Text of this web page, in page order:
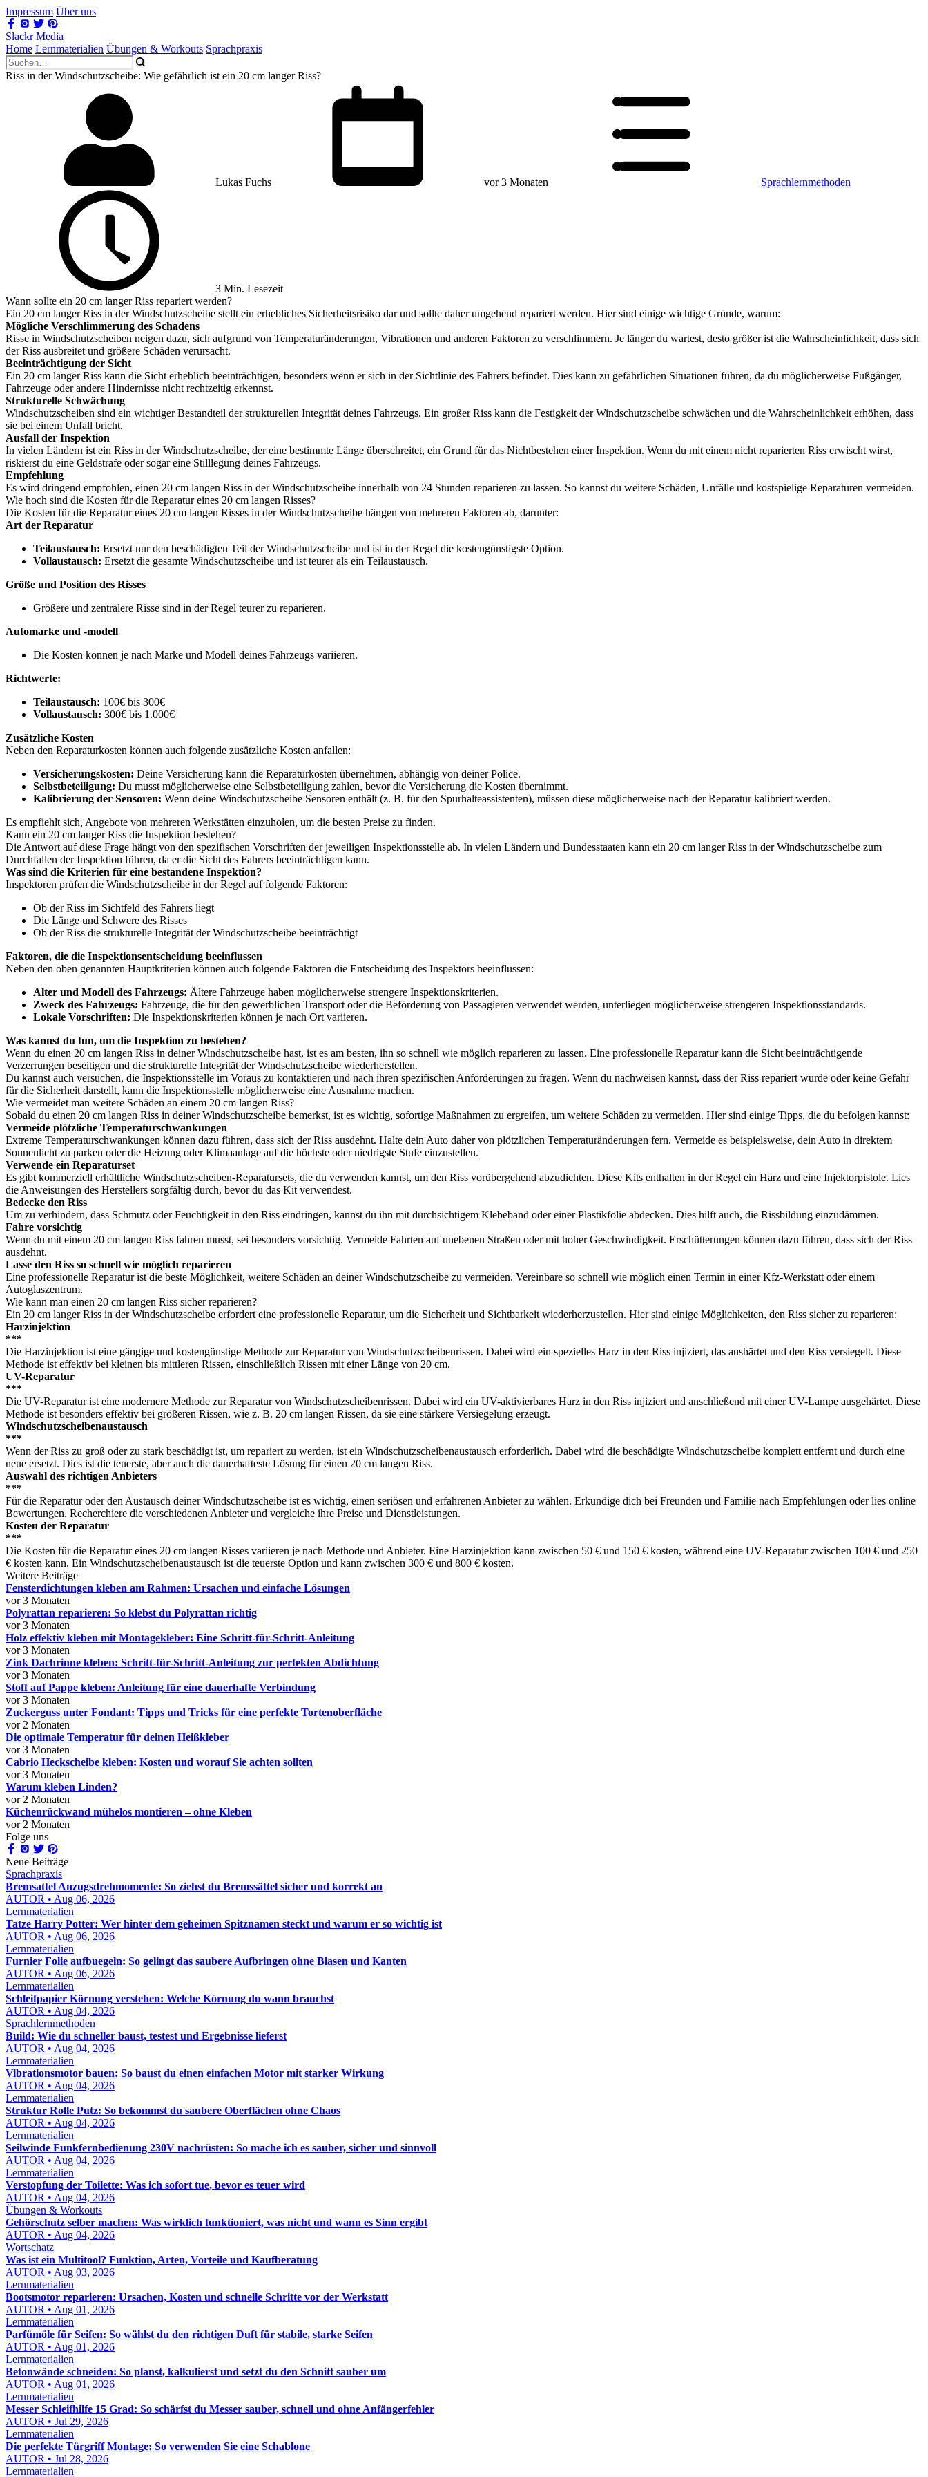
Impressum Über uns
Slackr Media
Home Lernmaterialien Übungen & Workouts Sprachpraxis
Riss in der Windschutzscheibe: Wie gefährlich ist ein 20 cm langer Riss?
Lukas Fuchs vor 3 Monaten Sprachlernmethoden
3 Min. Lesezeit
Wann sollte ein 20 cm langer Riss repariert werden?
Ein 20 cm langer Riss in der Windschutzscheibe stellt ein erhebliches Sicherheitsrisiko dar und sollte daher umgehend repariert werden. Hier sind einige wichtige Gründe, warum:
Mögliche Verschlimmerung des Schadens
Risse in Windschutzscheiben neigen dazu, sich aufgrund von Temperaturänderungen, Vibrationen und anderen Faktoren zu verschlimmern. Je länger du wartest, desto größer ist die Wahrscheinlichkeit, dass sich
der Riss ausbreitet und größere Schäden verursacht.
Beeinträchtigung der Sicht
Ein 20 cm langer Riss kann die Sicht erheblich beeinträchtigen, besonders wenn er sich in der Sichtlinie des Fahrers befindet. Dies kann zu gefährlichen Situationen führen, da du möglicherweise Fußgänger,
Fahrzeuge oder andere Hindernisse nicht rechtzeitig erkennst.
Strukturelle Schwächung
Windschutzscheiben sind ein wichtiger Bestandteil der strukturellen Integrität deines Fahrzeugs. Ein großer Riss kann die Festigkeit der Windschutzscheibe schwächen und die Wahrscheinlichkeit erhöhen, dass
sie bei einem Unfall bricht.
Ausfall der Inspektion
In vielen Ländern ist ein Riss in der Windschutzscheibe, der eine bestimmte Länge überschreitet, ein Grund für das Nichtbestehen einer Inspektion. Wenn du mit einem nicht reparierten Riss erwischt wirst,
riskierst du eine Geldstrafe oder sogar eine Stilllegung deines Fahrzeugs.
Empfehlung
Es wird dringend empfohlen, einen 20 cm langen Riss in der Windschutzscheibe innerhalb von 24 Stunden reparieren zu lassen. So kannst du weitere Schäden, Unfälle und kostspielige Reparaturen vermeiden.
Wie hoch sind die Kosten für die Reparatur eines 20 cm langen Risses?
Die Kosten für die Reparatur eines 20 cm langen Risses in der Windschutzscheibe hängen von mehreren Faktoren ab, darunter:
Art der Reparatur
Teilaustausch: Ersetzt nur den beschädigten Teil der Windschutzscheibe und ist in der Regel die kostengünstigste Option.
Vollaustausch: Ersetzt die gesamte Windschutzscheibe und ist teurer als ein Teilaustausch.
Größe und Position des Risses
Größere und zentralere Risse sind in der Regel teurer zu reparieren.
Automarke und -modell
Die Kosten können je nach Marke und Modell deines Fahrzeugs variieren.
Richtwerte:
Teilaustausch: 100€ bis 300€
Vollaustausch: 300€ bis 1.000€
Zusätzliche Kosten
Neben den Reparaturkosten können auch folgende zusätzliche Kosten anfallen:
Versicherungskosten: Deine Versicherung kann die Reparaturkosten übernehmen, abhängig von deiner Police.
Selbstbeteiligung: Du musst möglicherweise eine Selbstbeteiligung zahlen, bevor die Versicherung die Kosten übernimmt.
Kalibrierung der Sensoren: Wenn deine Windschutzscheibe Sensoren enthält (z. B. für den Spurhalteassistenten), müssen diese möglicherweise nach der Reparatur kalibriert werden.
Es empfiehlt sich, Angebote von mehreren Werkstätten einzuholen, um die besten Preise zu finden.
Kann ein 20 cm langer Riss die Inspektion bestehen?
Die Antwort auf diese Frage hängt von den spezifischen Vorschriften der jeweiligen Inspektionsstelle ab. In vielen Ländern und Bundesstaaten kann ein 20 cm langer Riss in der Windschutzscheibe zum
Durchfallen der Inspektion führen, da er die Sicht des Fahrers beeinträchtigen kann.
Was sind die Kriterien für eine bestandene Inspektion?
Inspektoren prüfen die Windschutzscheibe in der Regel auf folgende Faktoren:
Ob der Riss im Sichtfeld des Fahrers liegt
Die Länge und Schwere des Risses
Ob der Riss die strukturelle Integrität der Windschutzscheibe beeinträchtigt
Faktoren, die die Inspektionsentscheidung beeinflussen
Neben den oben genannten Hauptkriterien können auch folgende Faktoren die Entscheidung des Inspektors beeinflussen:
Alter und Modell des Fahrzeugs: Ältere Fahrzeuge haben möglicherweise strengere Inspektionskriterien.
Zweck des Fahrzeugs: Fahrzeuge, die für den gewerblichen Transport oder die Beförderung von Passagieren verwendet werden, unterliegen möglicherweise strengeren Inspektionsstandards.
Lokale Vorschriften: Die Inspektionskriterien können je nach Ort variieren.
Was kannst du tun, um die Inspektion zu bestehen?
Wenn du einen 20 cm langen Riss in deiner Windschutzscheibe hast, ist es am besten, ihn so schnell wie möglich reparieren zu lassen. Eine professionelle Reparatur kann die Sicht beeinträchtigende
Verzerrungen beseitigen und die strukturelle Integrität der Windschutzscheibe wiederherstellen.
Du kannst auch versuchen, die Inspektionsstelle im Voraus zu kontaktieren und nach ihren spezifischen Anforderungen zu fragen. Wenn du nachweisen kannst, dass der Riss repariert wurde oder keine Gefahr
für die Sicherheit darstellt, kann die Inspektionsstelle möglicherweise eine Ausnahme machen.
Wie vermeidet man weitere Schäden an einem 20 cm langen Riss?
Sobald du einen 20 cm langen Riss in deiner Windschutzscheibe bemerkst, ist es wichtig, sofortige Maßnahmen zu ergreifen, um weitere Schäden zu vermeiden. Hier sind einige Tipps, die du befolgen kannst:
Vermeide plötzliche Temperaturschwankungen
Extreme Temperaturschwankungen können dazu führen, dass sich der Riss ausdehnt. Halte dein Auto daher von plötzlichen Temperaturänderungen fern. Vermeide es beispielsweise, dein Auto in direktem
Sonnenlicht zu parken oder die Heizung oder Klimaanlage auf die höchste oder niedrigste Stufe einzustellen.
Verwende ein Reparaturset
Es gibt kommerziell erhältliche Windschutzscheiben-Reparatursets, die du verwenden kannst, um den Riss vorübergehend abzudichten. Diese Kits enthalten in der Regel ein Harz und eine Injektorpistole. Lies
die Anweisungen des Herstellers sorgfältig durch, bevor du das Kit verwendest.
Bedecke den Riss
Um zu verhindern, dass Schmutz oder Feuchtigkeit in den Riss eindringen, kannst du ihn mit durchsichtigem Klebeband oder einer Plastikfolie abdecken. Dies hilft auch, die Rissbildung einzudämmen.
Fahre vorsichtig
Wenn du mit einem 20 cm langen Riss fahren musst, sei besonders vorsichtig. Vermeide Fahrten auf unebenen Straßen oder mit hoher Geschwindigkeit. Erschütterungen können dazu führen, dass sich der Riss
ausdehnt.
Lasse den Riss so schnell wie möglich reparieren
Eine professionelle Reparatur ist die beste Möglichkeit, weitere Schäden an deiner Windschutzscheibe zu vermeiden. Vereinbare so schnell wie möglich einen Termin in einer Kfz-Werkstatt oder einem
Autoglaszentrum.
Wie kann man einen 20 cm langen Riss sicher reparieren?
Ein 20 cm langer Riss in der Windschutzscheibe erfordert eine professionelle Reparatur, um die Sicherheit und Sichtbarkeit wiederherzustellen. Hier sind einige Möglichkeiten, den Riss sicher zu reparieren:
Harzinjektion
***
Die Harzinjektion ist eine gängige und kostengünstige Methode zur Reparatur von Windschutzscheibenrissen. Dabei wird ein spezielles Harz in den Riss injiziert, das aushärtet und den Riss versiegelt. Diese
Methode ist effektiv bei kleinen bis mittleren Rissen, einschließlich Rissen mit einer Länge von 20 cm.
UV-Reparatur
***
Die UV-Reparatur ist eine modernere Methode zur Reparatur von Windschutzscheibenrissen. Dabei wird ein UV-aktivierbares Harz in den Riss injiziert und anschließend mit einer UV-Lampe ausgehärtet. Diese
Methode ist besonders effektiv bei größeren Rissen, wie z. B. 20 cm langen Rissen, da sie eine stärkere Versiegelung erzeugt.
Windschutzscheibenaustausch
***
Wenn der Riss zu groß oder zu stark beschädigt ist, um repariert zu werden, ist ein Windschutzscheibenaustausch erforderlich. Dabei wird die beschädigte Windschutzscheibe komplett entfernt und durch eine
neue ersetzt. Dies ist die teuerste, aber auch die dauerhafteste Lösung für einen 20 cm langen Riss.
Auswahl des richtigen Anbieters
***
Für die Reparatur oder den Austausch deiner Windschutzscheibe ist es wichtig, einen seriösen und erfahrenen Anbieter zu wählen. Erkundige dich bei Freunden und Familie nach Empfehlungen oder lies online
Bewertungen. Recherchiere die verschiedenen Anbieter und vergleiche ihre Preise und Dienstleistungen.
Kosten der Reparatur
***
Die Kosten für die Reparatur eines 20 cm langen Risses variieren je nach Methode und Anbieter. Eine Harzinjektion kann zwischen 50 € und 150 € kosten, während eine UV-Reparatur zwischen 100 € und 250
€ kosten kann. Ein Windschutzscheibenaustausch ist die teuerste Option und kann zwischen 300 € und 800 € kosten.
Weitere Beiträge
Fensterdichtungen kleben am Rahmen: Ursachen und einfache Lösungen
vor 3 Monaten
Polyrattan reparieren: So klebst du Polyrattan richtig
vor 3 Monaten
Holz effektiv kleben mit Montagekleber: Eine Schritt-für-Schritt-Anleitung
vor 3 Monaten
Zink Dachrinne kleben: Schritt-für-Schritt-Anleitung zur perfekten Abdichtung
vor 3 Monaten
Stoff auf Pappe kleben: Anleitung für eine dauerhafte Verbindung
vor 3 Monaten
Zuckerguss unter Fondant: Tipps und Tricks für eine perfekte Tortenoberfläche
vor 2 Monaten
Die optimale Temperatur für deinen Heißkleber
vor 3 Monaten
Cabrio Heckscheibe kleben: Kosten und worauf Sie achten sollten
vor 3 Monaten
Warum kleben Linden?
vor 2 Monaten
Küchenrückwand mühelos montieren – ohne Kleben
vor 2 Monaten
Folge uns
Neue Beiträge
Sprachpraxis
Bremsattel Anzugsdrehmomente: So ziehst du Bremssättel sicher und korrekt an
AUTOR • Aug 06, 2026
Lernmaterialien
Tatze Harry Potter: Wer hinter dem geheimen Spitznamen steckt und warum er so wichtig ist
AUTOR • Aug 06, 2026
Lernmaterialien
Furnier Folie aufbuegeln: So gelingt das saubere Aufbringen ohne Blasen und Kanten
AUTOR • Aug 06, 2026
Lernmaterialien
Schleifpapier Körnung verstehen: Welche Körnung du wann brauchst
AUTOR • Aug 04, 2026
Sprachlernmethoden
Build: Wie du schneller baust, testest und Ergebnisse lieferst
AUTOR • Aug 04, 2026
Lernmaterialien
Vibrationsmotor bauen: So baust du einen einfachen Motor mit starker Wirkung
AUTOR • Aug 04, 2026
Lernmaterialien
Struktur Rolle Putz: So bekommst du saubere Oberflächen ohne Chaos
AUTOR • Aug 04, 2026
Lernmaterialien
Seilwinde Funkfernbedienung 230V nachrüsten: So mache ich es sauber, sicher und sinnvoll
AUTOR • Aug 04, 2026
Lernmaterialien
Verstopfung der Toilette: Was ich sofort tue, bevor es teuer wird
AUTOR • Aug 04, 2026
Übungen & Workouts
Gehörschutz selber machen: Was wirklich funktioniert, was nicht und wann es Sinn ergibt
AUTOR • Aug 04, 2026
Wortschatz
Was ist ein Multitool? Funktion, Arten, Vorteile und Kaufberatung
AUTOR • Aug 03, 2026
Lernmaterialien
Bootsmotor reparieren: Ursachen, Kosten und schnelle Schritte vor der Werkstatt
AUTOR • Aug 01, 2026
Lernmaterialien
Parfümöle für Seifen: So wählst du den richtigen Duft für stabile, starke Seifen
AUTOR • Aug 01, 2026
Lernmaterialien
Betonwände schneiden: So planst, kalkulierst und setzt du den Schnitt sauber um
AUTOR • Aug 01, 2026
Lernmaterialien
Messer Schleifhilfe 15 Grad: So schärfst du Messer sauber, schnell und ohne Anfängerfehler
AUTOR • Jul 29, 2026
Lernmaterialien
Die perfekte Türgriff Montage: So verwenden Sie eine Schablone
AUTOR • Jul 28, 2026
Lernmaterialien